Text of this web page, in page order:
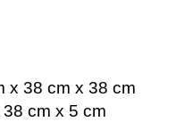
x 38 cm x 38 cm
cm x 5 cm